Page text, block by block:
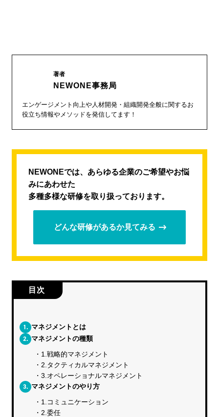
著者
NEWONE事務局
エンゲージメント向上や人材開発・組織開発全般に関するお
役立ち情報やメソッドを発信してます！
NEWONEでは、あらゆる企業のご希望やお悩
みにあわせた
多種多様な研修を取り扱っております。
どんな研修があるか見てみる
目次
1. マネジメントとは
2. マネジメントの種類
1.戦略的マネジメント
2.タクティカルマネジメント
3.オペレーショナルマネジメント
3. マネジメントのやり方
1.コミュニケーション
2.委任